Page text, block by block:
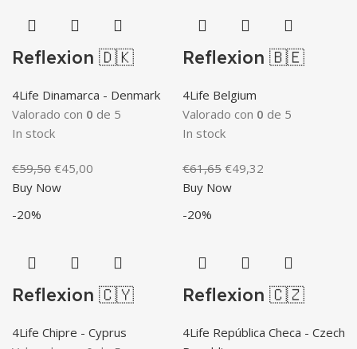
Reflexion 🇩🇰
4Life Dinamarca - Denmark
Valorado con 0 de 5
In stock
€59,50 El
precio
€45,00
Buy Now
Reflexion 🇧🇪
4Life Belgium
Valorado con 0 de 5
In stock
€61,65 El
precio
€49,32
Buy Now
-20%
Reflexion 🇨🇾
4Life Chipre - Cyprus
-20%
Reflexion 🇨🇿
4Life República Checa - Czech